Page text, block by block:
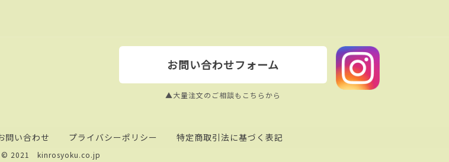
お問い合わせフォーム
▲大量注文のご相談もこちらから
問い合わせ プライバシーポリシー 特定商取引法に基づく表記
© 2021 kinrosyoku.co.jp